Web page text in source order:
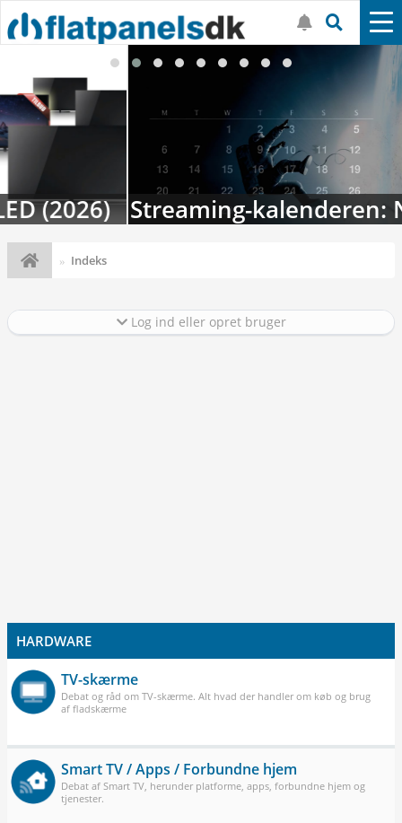
Streaming-kalenderen: Nyt i august
Indeks
Log ind eller opret bruger
HARDWARE
TV-skærme
Debat og råd om TV-skærme. Alt hvad der handler om køb og brug
af fladskærme
Smart TV / Apps / Forbundne hjem
Debat af Smart TV, herunder platforme, apps, forbundne hjem og
tjenester.